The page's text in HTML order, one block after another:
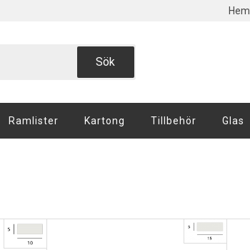
Hem
Sök
Ramlister Kartong Tillbehör Glas